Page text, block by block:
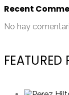
Recent
No hay
FEATURED